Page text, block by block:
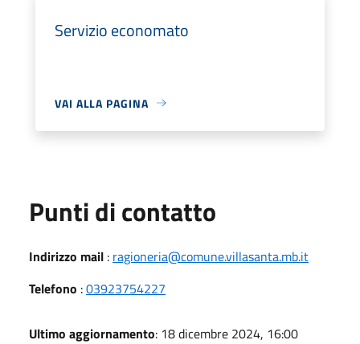
Servizio economato
VAI ALLA PAGINA
Punti di contatto
Indirizzo mail : ragioneria@comune.villasanta.mb.it
Telefono :03923754227
Ultimo aggiornamento: 18 dicembre 2024, 16:00